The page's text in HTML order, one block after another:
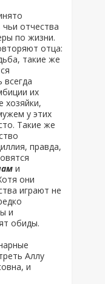
отчества
по жизни.
отца:
такие же
их
хозяйки,
у этих
Такие же
правда,
и
они
играют не
и
обиды.
Аллу
и